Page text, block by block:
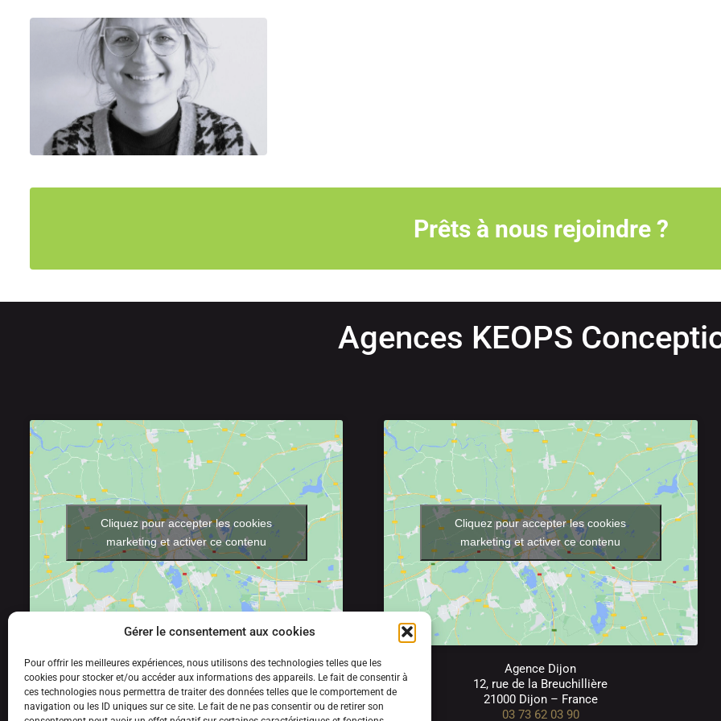
Gérer le consentement aux cookies
Pour offrir les meilleures expériences, nous utilisons des technologies telles que les
cookies pour stocker et/ou accéder aux informations des appareils. Le fait de consentir à
ces technologies nous permettra de traiter des données telles que le comportement de
navigation ou les ID uniques sur ce site. Le fait de ne pas consentir ou de retirer son
Mathilde
Chargé d’Affaires
Equipe Production
Prêts à nous rejoindre ?
Consultez nos offres d’emploi
Agences KEOPS
Cliquez pour accepter les cookies
marketing et activer ce contenu
Siège social
3, Porte du Grand Lyon
01700 Neyron – France
04 78 88 14 27
Cliquez pour accepter les cookies
marketing et activer ce contenu
Agence Dijon
12, rue de la Breuchillière
21000 Dijon – France
03 73 62 03 90